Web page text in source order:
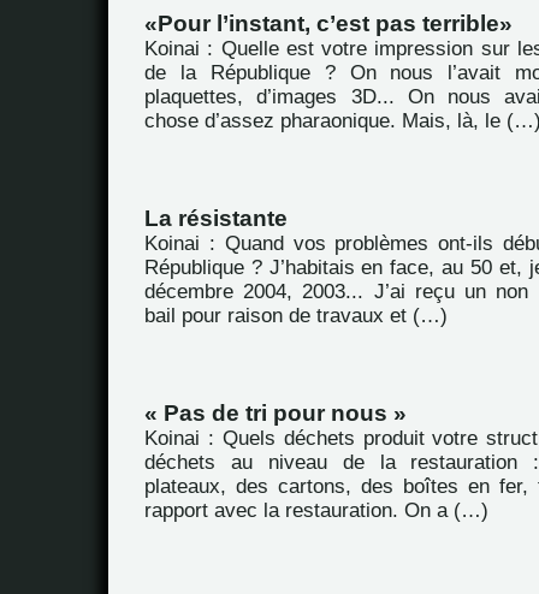
Pour l’instant, c’est pas terrible
Koinai : Quelle est votre impression sur
de la République ? On nous l’avait
plaquettes, d’images 3D... On nous
chose d’assez pharaonique. Mais, là, le
La résistante
Koinai : Quand vos problèmes ont-ils
République ? J’habitais en face, au 50 et,
décembre 2004, 2003... J’ai reçu un non
bail pour raison de travaux et (…)
« Pas de tri pour nous »
Koinai : Quels déchets produit votre
déchets au niveau de la
plateaux, des cartons, des boîtes en
rapport avec la restauration. On a (…)